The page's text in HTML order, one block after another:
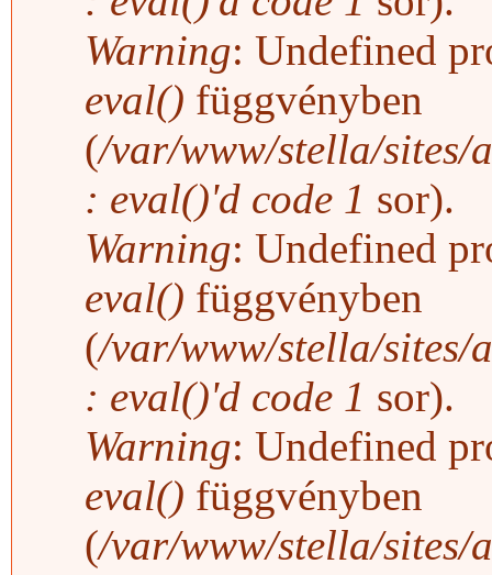
Warning: Undefined
eval() függvényben
(/var/www/stella/sites/
: eval()'d code 1 sor).
Warning: Undefined
eval() függvényben
(/var/www/stella/sites/
: eval()'d code 1 sor).
Warning: Undefined
eval() függvényben
(/var/www/stella/sites/